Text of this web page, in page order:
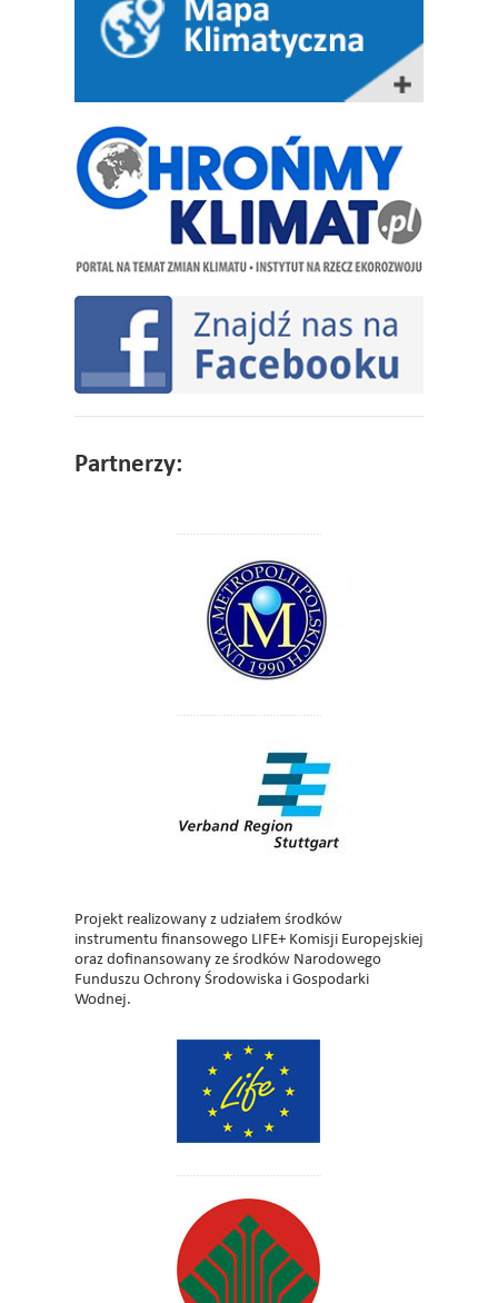
Partnerzy:
Projekt realizowany z udziałem środków
instrumentu finansowego LIFE+ Komisji Europejskiej
oraz dofinansowany ze środków Narodowego
Funduszu Ochrony Środowiska i Gospodarki
Wodnej.